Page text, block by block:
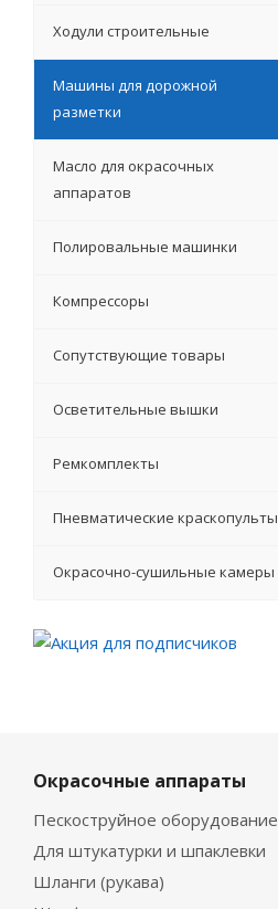
Ходули строительные
Машины для дорожной
разметки
Масло для окрасочных
аппаратов
Полировальные машинки
Компрессоры
Сопутствующие товары
Осветительные вышки
Ремкомплекты
Пневматические краскопульты
Окрасочно-сушильные камеры
Окрасочные аппараты
Пескоструйное оборудование
Для штукатурки и шпаклевки
Шланги (рукава)